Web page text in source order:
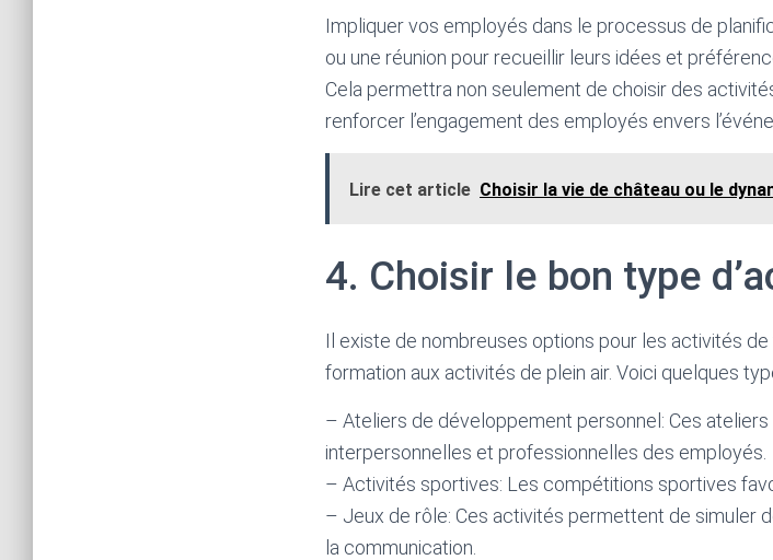
Impliquer vos employés dans le processus de
ou une réunion pour recueillir leurs idées et
Cela permettra non seulement de choisir des
renforcer l’engagement des employés envers
Lire cet article Choisir la vie de château ou le
4. Choisir le bon type
Il existe de nombreuses options pour les activités
formation aux activités de plein air. Voici quelques
– Ateliers de développement personnel: Ces
interpersonnelles et professionnelles des employés.
– Activités sportives: Les compétitions sportives
– Jeux de rôle: Ces activités permettent de simuler
la communication.